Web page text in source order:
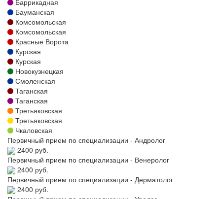
Бауманская
Комсомольская
Комсомольская
Красные Ворота
Курская
Курская
Новокузнецкая
Смоленская
Таганская
Таганская
Третьяковская
Третьяковская
Чкаловская
Первичный прием по специализации - Андролог
2400 руб.
Первичный прием по специализации - Венеролог
2400 руб.
Первичный прием по специализации - Дерматолог
2400 руб.